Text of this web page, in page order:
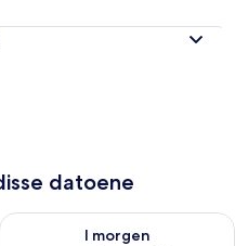
datoene
8 - aug. 9
I morgen
Sjekk tilgjengelighet for i